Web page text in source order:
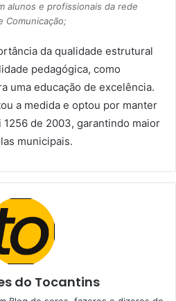
alunos e profissionais da rede
Comunicação;
da qualidade estrutural
pedagógica, como
uma educação de excelência.
a medida e optou por manter
de 2003, garantindo maior
municipais.
do Tocantins